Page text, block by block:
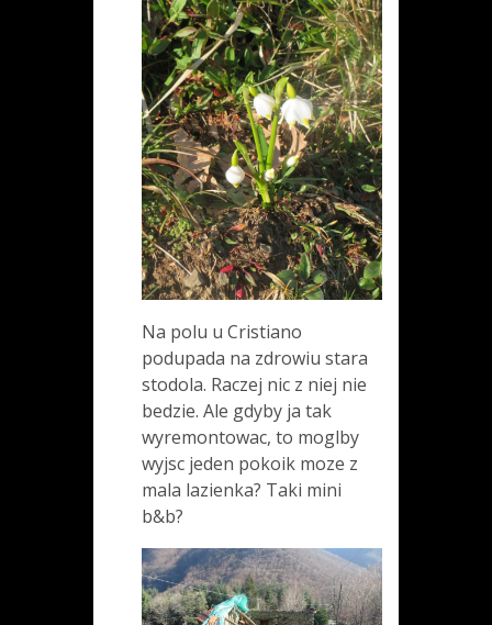
Na polu u Cristiano
podupada na zdrowiu stara
stodola. Raczej nic z niej nie
bedzie. Ale gdyby ja tak
wyremontowac, to moglby
wyjsc jeden pokoik moze z
mala lazienka? Taki mini
b&b?